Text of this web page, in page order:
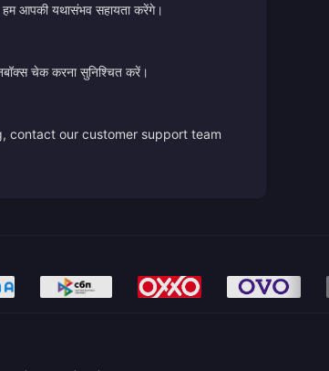
हम आपकी यथासंभव सहायता करेंगे।
चेक करना सुनिश्चित करें।
contact our customer support team